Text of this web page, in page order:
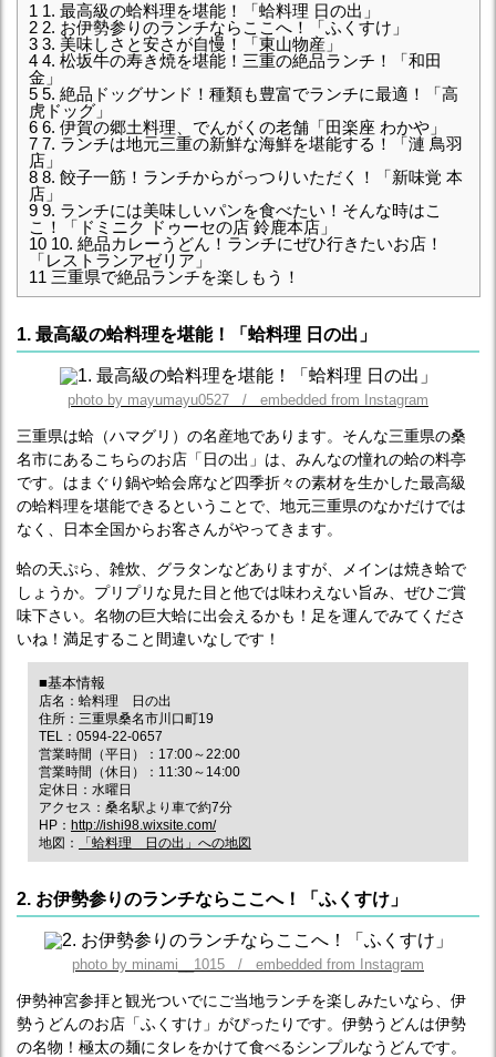
1 1. 最高級の蛤料理を堪能！「蛤料理 日の出」
2 2. お伊勢参りのランチならここへ！「ふくすけ」
3 3. 美味しさと安さが自慢！「東山物産」
4 4. 松坂牛の寿き焼を堪能！三重の絶品ランチ！「和田
金」
5 5. 絶品ドッグサンド！種類も豊富でランチに最適！「高
虎ドッグ」
6 6. 伊賀の郷土料理、でんがくの老舗「田楽座 わかや」
7 7. ランチは地元三重の新鮮な海鮮を堪能する！「漣 鳥羽
店」
8 8. 餃子一筋！ランチからがっつりいただく！「新味覚 本
店」
9 9. ランチには美味しいパンを食べたい！そんな時はこ
こ！「ドミニク ドゥーセの店 鈴鹿本店」
10 10. 絶品カレーうどん！ランチにぜひ行きたいお店！
「レストランアゼリア」
11 三重県で絶品ランチを楽しもう！
1. 最高級の蛤料理を堪能！「蛤料理 日の出」
photo by mayumayu0527 / embedded from Instagram
三重県は蛤（ハマグリ）の名産地であります。そんな三重県の桑
名市にあるこちらのお店「日の出」は、みんなの憧れの蛤の料亭
です。はまぐり鍋や蛤会席など四季折々の素材を生かした最高級
の蛤料理を堪能できるということで、地元三重県のなかだけでは
なく、日本全国からお客さんがやってきます。
蛤の天ぷら、雑炊、グラタンなどありますが、メインは焼き蛤で
しょうか。プリプリな見た目と他では味わえない旨み、ぜひご賞
味下さい。名物の巨大蛤に出会えるかも！足を運んでみてくださ
いね！満足すること間違いなしです！
■基本情報
店名：蛤料理 日の出
住所：三重県桑名市川口町19
TEL：0594-22-0657
営業時間（平日）：17:00～22:00
営業時間（休日）：11:30～14:00
定休日：水曜日
アクセス：桑名駅より車で約7分
HP： http://ishi98.wixsite.com/
地図：
「蛤料理 日の出」への地図
2. お伊勢参りのランチならここへ！「ふくすけ」
photo by minami__1015 / embedded from Instagram
伊勢神宮参拝と観光ついでにご当地ランチを楽しみたいなら、伊
勢うどんのお店「ふくすけ」がぴったりです。伊勢うどんは伊勢
の名物！極太の麺にタレをかけて食べるシンプルなうどんです。